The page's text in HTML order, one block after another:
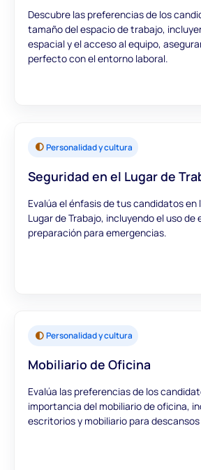
Descubre las preferencias de los
tamaño del espacio de trabajo,
espacial y el acceso al equipo,
perfecto con el entorno laboral.
Personalidad y cultura
Seguridad en el Lugar de
Evalúa el énfasis de tus candidatos en
Lugar de Trabajo, incluyendo el uso de
preparación para emergencias.
Personalidad y cultura
Mobiliario de Oficina
Evalúa las preferencias de los
importancia del mobiliario de oficina,
escritorios y mobiliario para